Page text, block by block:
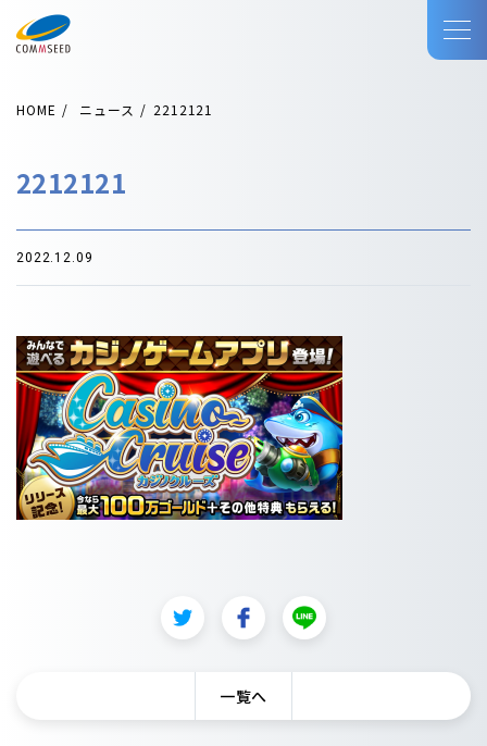
HOME ニュース 2212121
2212121
2022.12.09
一覧へ